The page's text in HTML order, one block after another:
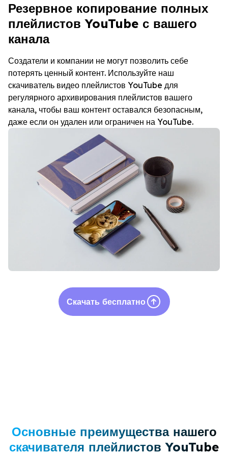
Резервное копирование полных
плейлистов YouTube с вашего
канала
Создатели и компании не могут позволить себе
потерять ценный контент. Используйте наш
скачиватель видео плейлистов YouTube для
регулярного архивирования плейлистов вашего
канала, чтобы ваш контент оставался безопасным,
даже если он удален или ограничен на YouTube.
Скачать бесплатно
Основные преимущества нашего
скачивателя плейлистов YouTube